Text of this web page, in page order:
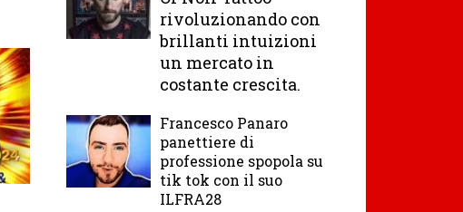
rivoluzionando con
brillanti intuizioni
un mercato in
costante crescita.
Francesco Panaro
panettiere di
professione spopola su
tik tok con il suo
ILFRA28